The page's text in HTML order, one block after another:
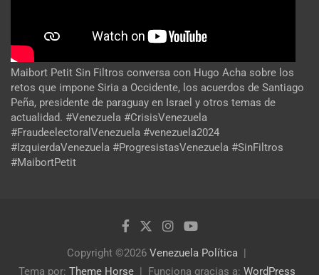
Maibort Petit Sin Filtros conversa con Hugo Acha sobre los
retos que impone Siria a Occidente, los acuerdos de Santiago
Peña, presidente de paraguay en Israel y otros temas de
actualidad. #Venezuela #CrisisVenezuela
#FraudeelectoralVenezuela #venezuela2024
#IzquierdaVenezuela #ProgresistasVenezuela #SinFiltros
#MaibortPetit
Copyright ©2026 Venezuela Política
Tema por: Theme Horse Funciona gracias a: WordPress